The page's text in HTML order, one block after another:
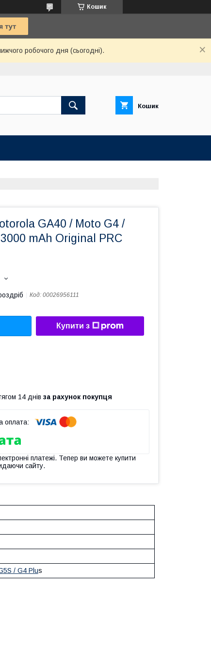
Кошик
робочого дня (сьогодні).
Кошик
GA40 / Moto G4 /
mAh Original PRC
Код: 00026956111
Купити з
14 днів за рахунок покупця
платежі. Тепер ви можете купити
сайту.
/ G4 Plus